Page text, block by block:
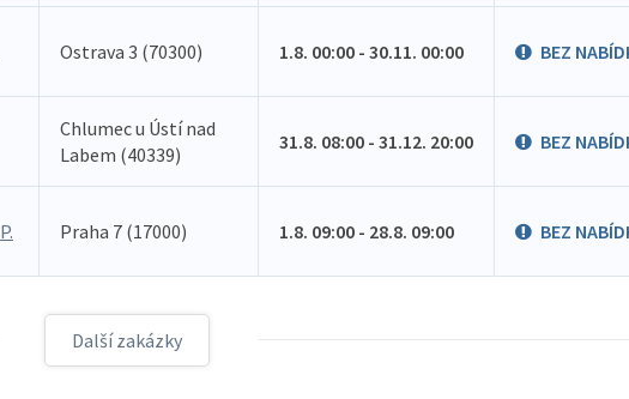
Ostrava 3 (70300) 1.8. 00:00 - 30.11. 00:00 BEZ
Chlumec u Ústí nad
Labem (40339)
31.8. 08:00 - 31.12. 20:00 BEZ
Praha 7 (17000) 1.8. 09:00 - 28.8. 09:00 BEZ
Další zakázky